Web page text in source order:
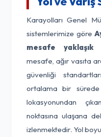
Karayolları Genel
sistemlerimize göre
mesafe yaklaşık
mesafe, ağır vasıta
güvenliği
ortalama bir sürede
lokasyonundan
noktasına ulaşana
izlenmektedir. Yol